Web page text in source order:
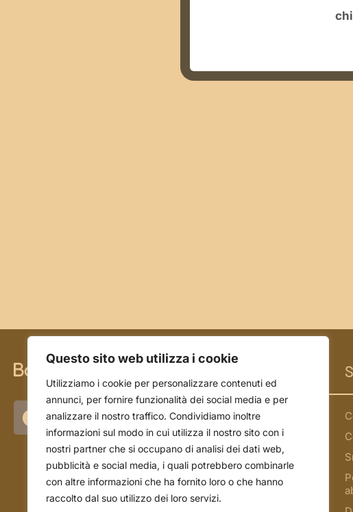
Questo sito web utilizza i cookie
Utilizziamo i cookie per personalizzare contenuti ed
annunci, per fornire funzionalità dei social media e per
analizzare il nostro traffico. Condividiamo inoltre
informazioni sul modo in cui utilizza il nostro sito con i
nostri partner che si occupano di analisi dei dati web,
pubblicità e social media, i quali potrebbero combinarle
con altre informazioni che ha fornito loro o che hanno
raccolto dal suo utilizzo dei loro servizi.
La storia
L'azienda
Il team